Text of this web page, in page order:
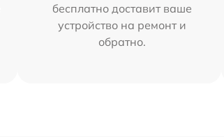
бесплатно доставит ваше
устройство на ремонт и
обратно.